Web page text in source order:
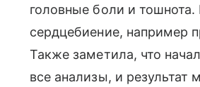
головные боли и
сердцебиение, например
Также заметила, что
все анализы, и результат